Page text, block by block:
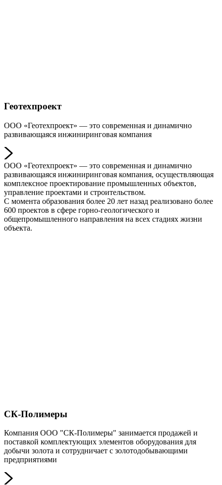
Геотехпроект
ООО «Геотехпроект» — это современная и динамично
развивающаяся инжиниринговая компания
ООО «Геотехпроект» — это современная и динамично
развивающаяся инжиниринговая компания, осуществляющая
комплексное проектирование промышленных объектов,
управление проектами и строительством.
С момента образования более 20 лет назад реализовано более
600 проектов в сфере горно-геологического и
общепромышленного направления на всех стадиях жизни
объекта.
СК-Полимеры
Компания ООО "СК-Полимеры" занимается продажей и
поставкой комплектующих элементов оборудования для
добычи золота и сотрудничает с золотодобывающими
предприятиями